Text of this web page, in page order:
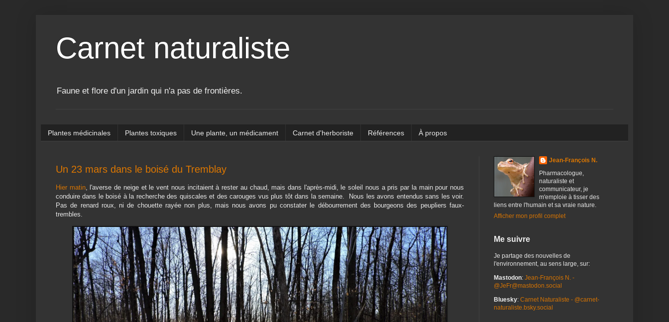
Carnet naturaliste
Faune et flore d'un jardin qui n'a pas de frontières.
Plantes médicinales Plantes toxiques Une plante, un médicament Carnet d'herboriste Références À propos
Un 23 mars dans le boisé du Tremblay
Hier matin, l'averse de neige et le vent nous incitaient à rester au chaud, mais dans l'après-midi, le soleil nous a pris par la main pour nous
conduire dans le boisé à la recherche des quiscales et des carouges vus plus tôt dans la semaine. Nous les avons entendus sans les voir.
Pas de renard roux, ni de chouette rayée non plus, mais nous avons pu constater le débourrement des bourgeons des peupliers faux-
trembles.
Jean-François N.
Pharmacologue,
naturaliste et
communicateur, je
m'emploie à tisser des
liens entre l'humain et sa vraie nature.
Afficher mon profil complet
Me suivre
Je partage des nouvelles de
l'environnement, au sens large, sur:
Mastodon: Jean-François N. -
@JeFr@mastodon.social
Bluesky: Carnet Naturaliste - @carnet-
naturaliste.bsky.social